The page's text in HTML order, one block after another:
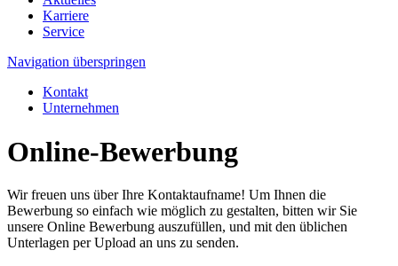
Karriere
Service
Navigation überspringen
Kontakt
Unternehmen
Online-Bewerbung
Wir freuen uns über Ihre Kontaktaufname! Um Ihnen die
Bewerbung so einfach wie möglich zu gestalten, bitten wir Sie
unsere Online Bewerbung auszufüllen, und mit den üblichen
Unterlagen per Upload an uns zu senden.